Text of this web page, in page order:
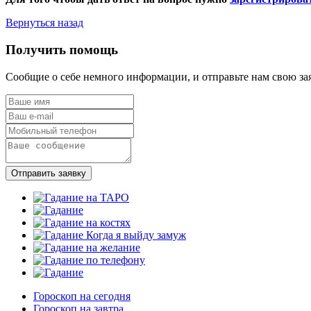
Вернуться назад
Получить помощь
Сообщие о себе немного информации, и отправьте нам свою
Отправить заявку
Гороскоп на сегодня
Гороскоп на завтра